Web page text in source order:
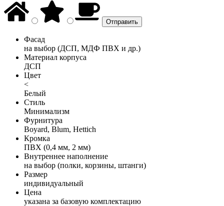
Фасад
на выбор (ДСП, МДФ ПВХ и др.)
Материал корпуса
ДСП
Цвет
<
Белый
Стиль
Минимализм
Фурнитура
Boyard, Blum, Hettich
Кромка
ПВХ (0,4 мм, 2 мм)
Внутреннее наполнение
на выбор (полки, корзины, штанги)
Размер
индивидуальный
Цена
указана за базовую комплектацию